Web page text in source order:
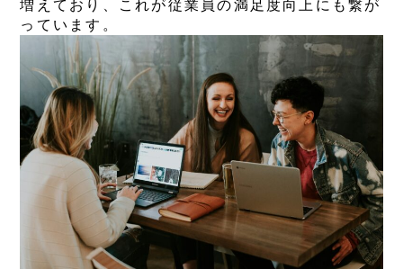
増えており、これが従業員の満足度向上にも繋が
っています。